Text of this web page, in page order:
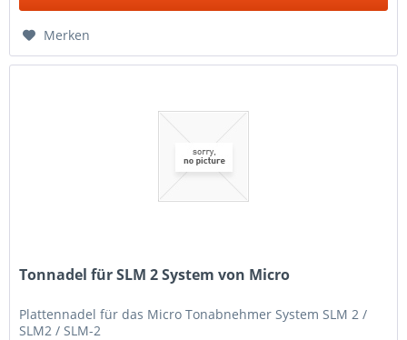
Merken
Tonnadel für SLM 2 System von Micro
Plattennadel für das Micro Tonabnehmer System SLM 2 /
SLM2 / SLM-2